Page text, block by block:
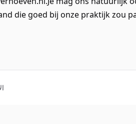
die goed bij onze praktijk zou